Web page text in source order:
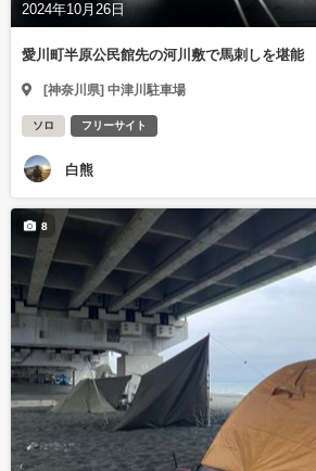
2024年10月26日
愛川町半原公民館先の河川敷で馬刺しを堪能
[神奈川県] 中津川駐車場
ソロ フリーサイト
白熊
8